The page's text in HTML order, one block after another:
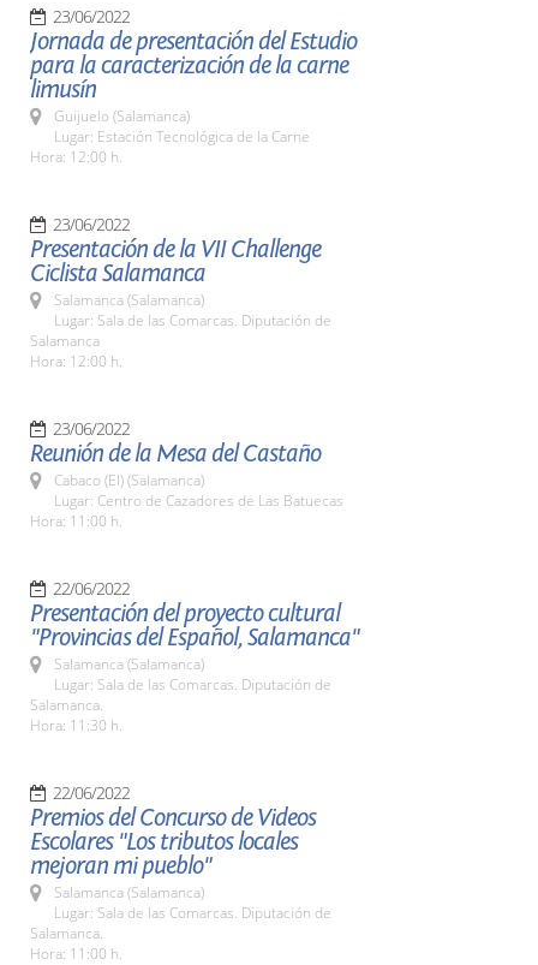
23/06/2022
Jornada de presentación del Estudio
para la caracterización de la carne
limusín
Guijuelo (Salamanca)
Lugar: Estación Tecnológica de la Carne
Hora: 12:00 h.
23/06/2022
Presentación de la VII Challenge
Ciclista Salamanca
Salamanca (Salamanca)
Lugar: Sala de las Comarcas. Diputación de
Salamanca
Hora: 12:00 h.
23/06/2022
Reunión de la Mesa del Castaño
Cabaco (El) (Salamanca)
Lugar: Centro de Cazadores de Las Batuecas
Hora: 11:00 h.
22/06/2022
Presentación del proyecto cultural
"Provincias del Español, Salamanca"
Salamanca (Salamanca)
Lugar: Sala de las Comarcas. Diputación de
Salamanca.
Hora: 11:30 h.
22/06/2022
Premios del Concurso de Videos
Escolares "Los tributos locales
mejoran mi pueblo"
Salamanca (Salamanca)
Lugar: Sala de las Comarcas. Diputación de
Salamanca.
Hora: 11:00 h.